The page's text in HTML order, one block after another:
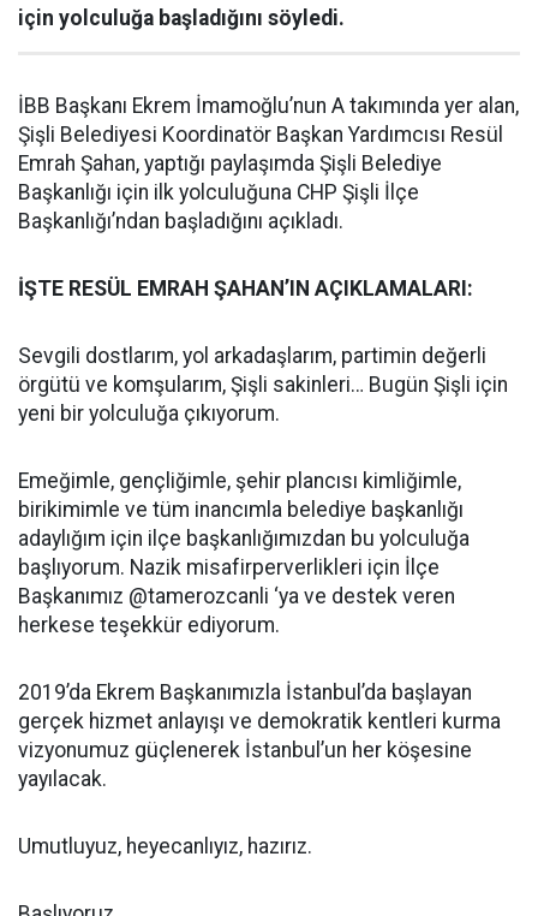
için yolculuğa başladığını söyledi.
İBB Başkanı Ekrem İmamoğlu’nun A takımında yer alan,
Şişli Belediyesi Koordinatör Başkan Yardımcısı Resül
Emrah Şahan, yaptığı paylaşımda Şişli Belediye
Başkanlığı için ilk yolculuğuna CHP Şişli İlçe
Başkanlığı’ndan başladığını açıkladı.
İŞTE RESÜL EMRAH ŞAHAN’IN AÇIKLAMALARI:
Sevgili dostlarım, yol arkadaşlarım, partimin değerli
örgütü ve komşularım, Şişli sakinleri… Bugün Şişli için
yeni bir yolculuğa çıkıyorum.
Emeğimle, gençliğimle, şehir plancısı kimliğimle,
birikimimle ve tüm inancımla belediye başkanlığı
adaylığım için ilçe başkanlığımızdan bu yolculuğa
başlıyorum. Nazik misafirperverlikleri için İlçe
Başkanımız @tamerozcanli ‘ya ve destek veren
herkese teşekkür ediyorum.
2019’da Ekrem Başkanımızla İstanbul’da başlayan
gerçek hizmet anlayışı ve demokratik kentleri kurma
vizyonumuz güçlenerek İstanbul’un her köşesine
yayılacak.
Umutluyuz, heyecanlıyız, hazırız.